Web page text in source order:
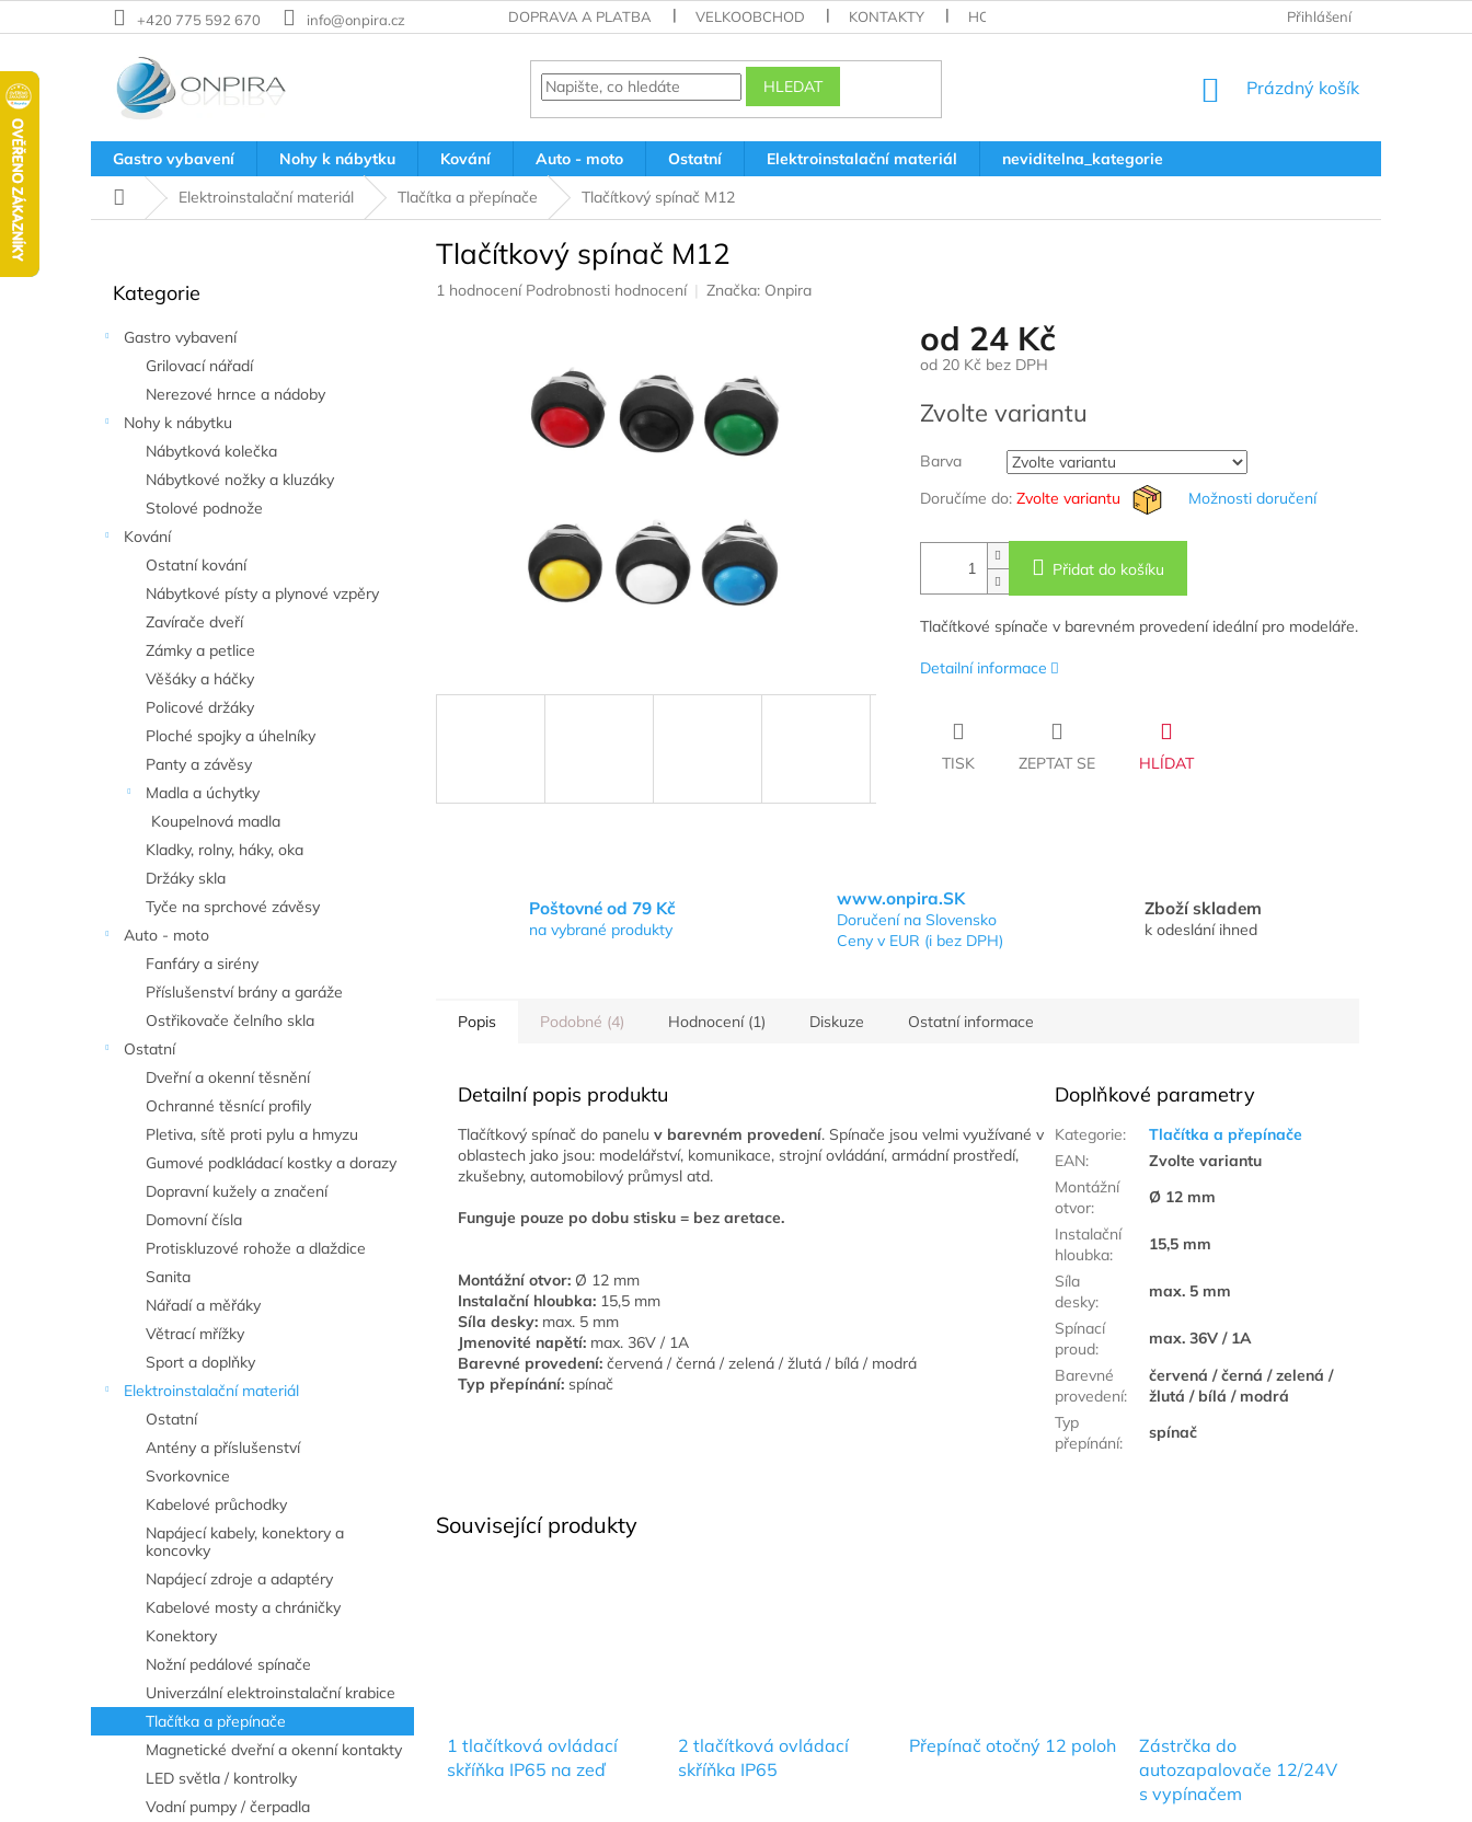
na
+420 775 592 670 info@onpira.cz DOPRAVA A PLATBA VELKOOBCHOD KONTAKTY HODNOCENÍ OBCHODU VRÁCENÍ A REKLAMACE
Přihlášení
HLEDAT
NÁKUPNÍ
Prázdný košík
Gastro vybavení Nohy k nábytku Kování Auto - moto Ostatní Elektroinstalační materiál
neviditelna_kategorie
Domů
Elektroinstalační materiál Tlačítka a přepínače Tlačítkový spínač M12
kategorie
Kategorie
Gastro vybavení
Grilovací nářadí
Nerezové hrnce a nádoby
Nohy k nábytku
Nábytková kolečka
Nábytkové nožky a kluzáky
Stolové podnože
Kování
Ostatní kování
Nábytkové písty a plynové vzpěry
Zavírače dveří
Zámky a petlice
Věšáky a háčky
Policové držáky
Ploché spojky a úhelníky
Panty a závěsy
Madla a úchytky
Koupelnová madla
Kladky, rolny, háky, oka
Držáky skla
Tyče na sprchové závěsy
Auto - moto
Fanfáry a sirény
Příslušenství brány a garáže
Ostřikovače čelního skla
Ostatní
Dveřní a okenní těsnění
Ochranné těsnící profily
Pletiva, sítě proti pylu a hmyzu
Gumové podkládací kostky a dorazy
Dopravní kužely a značení
Domovní čísla
Protiskluzové rohože a dlaždice
Sanita
Nářadí a měřáky
Větrací mřížky
Sport a doplňky
Elektroinstalační materiál
Ostatní
Antény a příslušenství
Svorkovnice
Kabelové průchodky
Napájecí kabely, konektory a
koncovky
Napájecí zdroje a adaptéry
Kabelové mosty a chráničky
Konektory
Nožní pedálové spínače
Univerzální elektroinstalační krabice
Tlačítka a přepínače
Magnetické dveřní a okenní kontakty
LED světla / kontrolky
Vodní pumpy / čerpadla
Tlačítkový spínač M12
Průměrné
1 hodnocení Podrobnosti hodnocení Značka: Onpira
od 24 Kč
od 20 Kč bez DPH
cena:
Zvolte variantu
Barva
Doručíme do: Zvolte variantu Možnosti doručení
Přidat do košíku
Tlačítkové spínače v barevném provedení ideální pro modeláře.
Detailní informace
TISK ZEPTAT SE HLÍDAT
Poštovné od 79 Kč
na vybrané produkty
www.onpira.SK
Doručení na Slovensko
Ceny v EUR (i bez DPH)
Zboží skladem
k odeslání ihned
Související produkty
1 tlačítková ovládací
skříňka IP65 na zeď
2 tlačítková ovládací
skříňka IP65
Přepínač otočný 12 poloh
Zástrčka do
autozapalovače 12/24V
s vypínačem
Popis Podobné (4) Hodnocení (1) Diskuze Ostatní informace
Detailní popis produktu
Tlačítkový spínač do panelu v barevném provedení. Spínače jsou velmi využívané v
oblastech jako jsou: modelářství, komunikace, strojní ovládání, armádní prostředí,
zkušebny, automobilový průmysl atd.
Funguje pouze po dobu stisku = bez aretace.
Montážní otvor: Ø 12 mm
Instalační hloubka: 15,5 mm
Síla desky: max. 5 mm
Jmenovité napětí: max. 36V / 1A
Barevné provedení: červená / černá / zelená / žlutá / bílá / modrá
Typ přepínání: spínač
Doplňkové parametry
Kategorie:
Tlačítka a přepínače
EAN:
Zvolte variantu
Montážní
otvor:
Ø 12 mm
Instalační
hloubka:
15,5 mm
Síla
desky:
max. 5 mm
Spínací
proud:
max. 36V / 1A
Barevné
provedení:
červená / černá / zelená /
žlutá / bílá / modrá
Typ
přepínání:
spínač